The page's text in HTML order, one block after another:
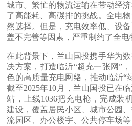
城市。繁忙的物流运输在带动经
了高能耗、高碳排的挑战。全电
然选择。但是，充电效率低、设
盖不完善等因素，严重制约了全电
在此背景下，兰山国投携手华为
决方案，打造临沂“超充一张网”
色的高质量充电网络，推动临沂“
截至2025年10月，兰山国投已在
站，上线1036把充电枪，完成装
建设，覆盖居民小区、城市公园
流园区、办公楼宇、公共停车场